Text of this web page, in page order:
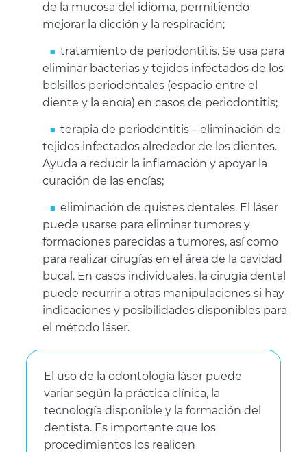
de la mucosa del idioma, permitiendo
mejorar la dicción y la respiración;
tratamiento de periodontitis. Se usa para
eliminar bacterias y tejidos infectados de los
bolsillos periodontales (espacio entre el
diente y la encía) en casos de periodontitis;
terapia de periodontitis – eliminación de
tejidos infectados alrededor de los dientes.
Ayuda a reducir la inflamación y apoyar la
curación de las encías;
eliminación de quistes dentales. El láser
puede usarse para eliminar tumores y
formaciones parecidas a tumores, así como
para realizar cirugías en el área de la cavidad
bucal. En casos individuales, la cirugía dental
puede recurrir a otras manipulaciones si hay
indicaciones y posibilidades disponibles para
el método láser.
El uso de la odontología láser puede
variar según la práctica clínica, la
tecnología disponible y la formación del
dentista. Es importante que los
procedimientos los realicen